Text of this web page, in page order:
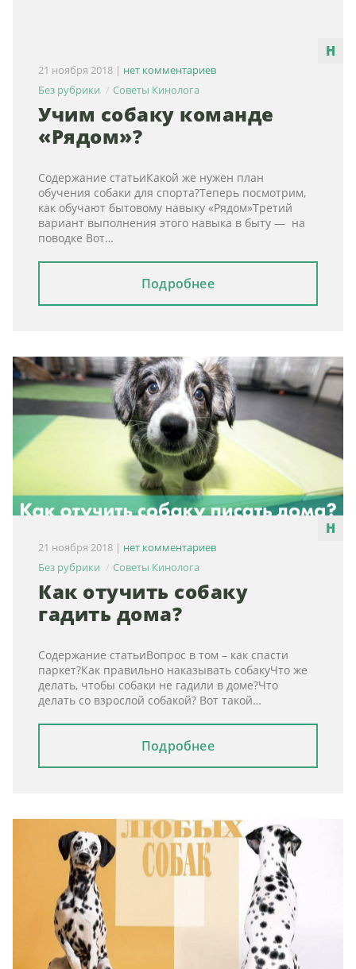
21 ноября 2018 | нет комментариев
Без рубрики
Советы Кинолога
Учим собаку команде
«Рядом»?
Содержание статьиКакой же нужен план
обучения собаки для спорта?Теперь посмотрим,
как обучают бытовому навыку «Рядом»Третий
вариант выполнения этого навыка в быту — на
поводке Вот…
Подробнее
21 ноября 2018 | нет комментариев
Без рубрики
Советы Кинолога
Как отучить собаку
гадить дома?
Содержание статьиВопрос в том – как спасти
паркет?Как правильно наказывать собакуЧто же
делать, чтобы собаки не гадили в доме?Что
делать со взрослой собакой? Вот такой…
Подробнее